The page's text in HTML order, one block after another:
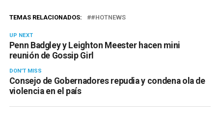
TEMAS RELACIONADOS: #HOTNEWS
UP NEXT
Penn Badgley y Leighton Meester hacen mini
reunión de Gossip Girl
DON'T MISS
Consejo de Gobernadores repudia y condena ola de
violencia en el país